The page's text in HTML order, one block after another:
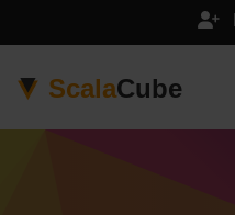
ScalaCube